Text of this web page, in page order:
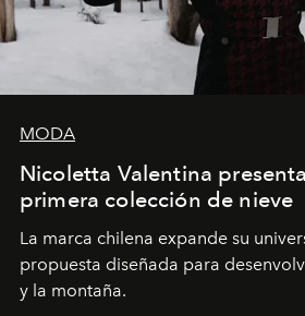
MODA
Nicoletta Valentina
primera colección de nieve
La marca chilena expande su
propuesta diseñada para
y la montaña.